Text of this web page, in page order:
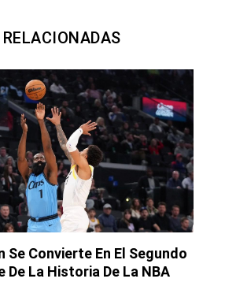
Se Convierte En El Segundo
De La Historia De La NBA